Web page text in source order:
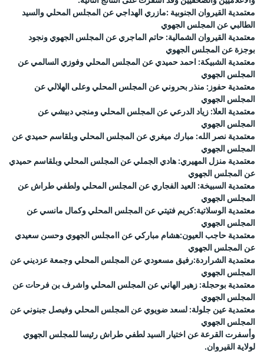
معتمدية القيروان الجنوبية :مازري الهداجي عن المجلس المحلي والسيد
الطالبي عن المجلس الجهوي
معتمدية القيروان الشمالية: حاتم الماجري عن المجلس الجهوي ونجود
بوجزة عن المجلس الجهوي
معتمدية الشبيكة: احمد حميدي عن المجلس المحلي وفوزي السالمي عن
المجلس الجهوي
معتمدية حفوز: منذر بحروني عن المجلس المحلي وعلى الهلالي عن
المجلس الجهوي
معتمدية العلا: زياد الدرعي عن المجلس المحلي ومنجي دبيشي عن
المجلس الجهوي
معتمدية نصر الله: مبارك ميغري عن المجلس المحلي وبلقاسم حميدي عن
المجلس الجهوي
معتمدية منزل المهيري: هادي الجملي عن المجلس المحلي وبلقاسم حميدي
عن المجلس الجهوي
معتمدية السبيخة: العيد الفجاري عن المجلس المحلي ولطفي طراش عن
المجلس الجهوي
معتمدية الوسلاتية:كريم فتيتي عن المجلس المحلي وكمال مانسي عن
المجلس الجهوي
معتمدية حاجب العيون:هشام مباركي عن اامجلس الجهوي وحسن سعيدي
عن المجلس الجهوي
معتمدية الشراردة:رفيق مسعودي عن المجلس المحلي وجمعة عزديني عن
المجلس الجهوي
معتمدية بوحجلة: زهير الهاني عن المجلس المحلي واشرف بن فرحات عن
المجلس الجهوي
معتمدية عين جلولة: لسعد ضويوي عن المجلس المحلي وفيصل جبنوني عن
المجلس الجهوي
وأسفرت القرعة عن اختيار السيد لطفي طراش رئيسا للمجلس الجهوي
لولاية القيروان.